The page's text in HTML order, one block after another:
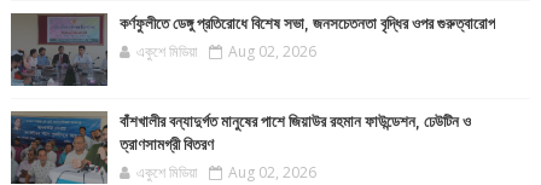
কর্ণফুলীতে ডেঙ্গু প্রতিরোধে বিশেষ সভা, জনসচেতনতা বৃদ্ধির ওপর গুরুত্বারোপ
একুশে মিডিয়া Aug 02, 2026
বাঁশখালীর বন্যাদুর্গত মানুষের পাশে জিয়াউর রহমান ফাউন্ডেশন, ঢেউটিন ও
ত্রাণসামগ্রী বিতরণ
একুশে মিডিয়া Aug 02, 2026